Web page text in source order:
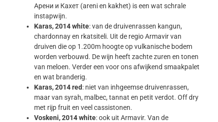
Арени и Кахет (areni en kakhet) is een wat schrale
instapwijn.
Karas, 2014 white: van de druivenrassen kangun,
chardonnay en rkatsiteli. Uit de regio Armavir van
druiven die op 1.200m hoogte op vulkanische bodem
worden verbouwd. De wijn heeft zachte zuren en tonen
van meloen. Verder een voor ons afwijkend smaakpalet
en wat branderig.
Karas, 2014 red: niet van inhgeemse druivenrassen,
maar van syrah, malbec, tannat en petit verdot. Off dry
met rijp fruit en veel cassistonen.
Voskeni, 2014 white: ook uit Armavir. Van de